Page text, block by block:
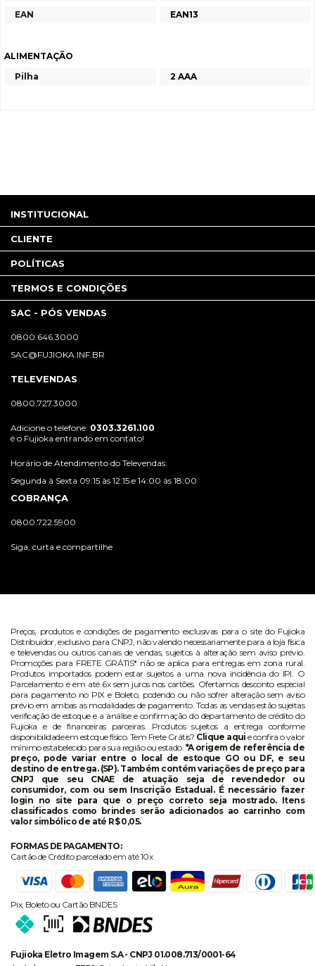
EAN
EAN13
ALIMENTAÇÃO
Pilha
2 AAA
INSTITUCIONAL
CLIENTE
POLÍTICAS
TERMOS E CONDIÇÕES
SAC - PÓS VENDAS
0800.646.3000
SAC@FUJIOKA.INF.BR
TELEVENDAS
0800.727.3000
Adicione o telefone: 0303.3261.100
é o Fujioka entrando em contato!
Horário de Atendimento do Televendas:
Segunda à Sexta 09:15 às 12:15 e 14:00 às 18:00
COBRANÇA
0800.722.5900
Siga, curta e compartilhe
Preços, produtos e condições de pagamento exclusivas para o site do Fujioka
Distribuidor, exclusivo para CNPJ, não valendo necessariamente para a loja física
e televendas ou outros canais de vendas, sujeitos à alteração sem aviso prévio.
Promoções para FRETE GRÁTIS* não se aplica para entregas em zona rural.
Produtos importados podem estar sujeitos a uma nova incidência do IPI. O
Parcelamento é em até 6x sem juros nos cartões. Ofertamos desconto especial
para pagamento no PIX e Boleto, podendo ou não sofrer alteração sem aviso
prévio em ambas as modalidades de pagamento. Todas as vendas estão sujeitas
verificação de estoque e a análise e confirmação do departamento de crédito do
Fujioka e de financeiras parceiras. Produtos sujeitos a entrega conforme
disponibilidade em estoque físico. Tem Frete Grátis? Clique aqui e confira o valor
mínimo estabelecido para sua região ou estado. *A origem de referência de
preço, pode variar entre o local de estoque GO ou DF, e seu
destino de entrega. (SP). Também contém variações de preço para
CNPJ que seu CNAE de atuação seja de revendedor ou
consumidor, com ou sem Inscrição Estadual. É necessário fazer
login no site para que o preço correto seja mostrado. Itens
classificados como brindes serão adicionados ao carrinho com
valor simbólico de até R$ 0,05.
FORMAS DE PAGAMENTO:
Cartão de Crédito parcelado em até 10x
Pix, Boleto ou Cartão BNDES
Fujioka Eletro Imagem S.A - CNPJ 01.008.713/0001-64